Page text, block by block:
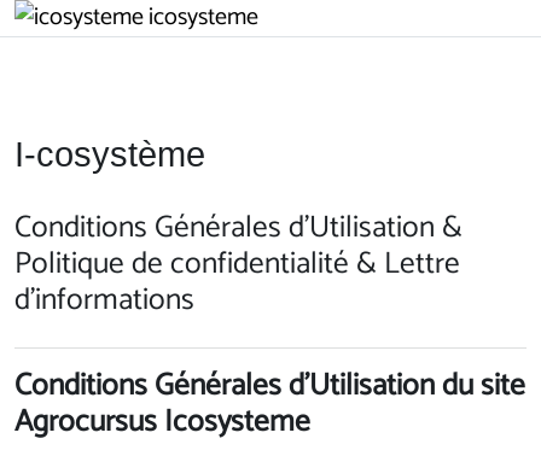
Passer au contenu principal
icosysteme
I-cosystème
Conditions Générales d'Utilisation &
Politique de confidentialité & Lettre
d'informations
Conditions Générales d'Utilisation du site
Agrocursus Icosysteme